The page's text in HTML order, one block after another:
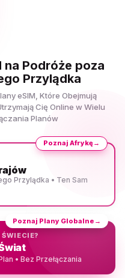
Podróże poza
Przylądka
eSIM, Które Obejmują
Cię Online w Wielu
Planów
Przylądka • Ten Sam
Poznaj Afrykę→
• Bez Przełączania
Poznaj Plany Globalne →